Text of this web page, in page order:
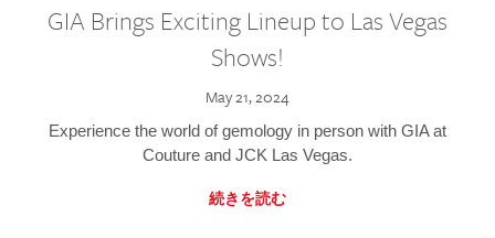
GIA Brings Exciting Lineup to Las Vegas
Shows!
May 21, 2024
Experience the world of gemology in person with GIA at
Couture and JCK Las Vegas.
続きを読む